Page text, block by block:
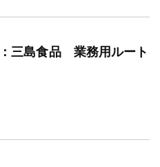
三島食品 業務用ルート